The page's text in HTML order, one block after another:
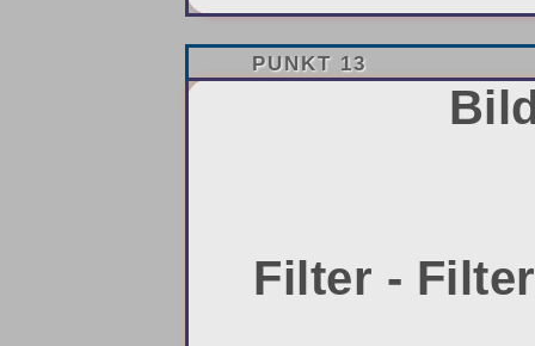
PUNKT 13
Filter -